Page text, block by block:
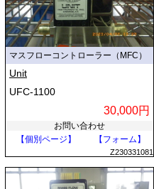
マスフローコントローラー（MFC）
Unit
UFC-1100
30,000円
お問い合わせ
【個別ページ】
【フォーム】
Z230331081